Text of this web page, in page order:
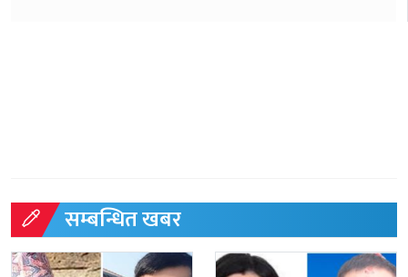
सम्बन्धित खबर